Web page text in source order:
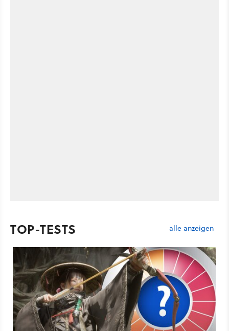
TOP-TESTS alle anzeigen